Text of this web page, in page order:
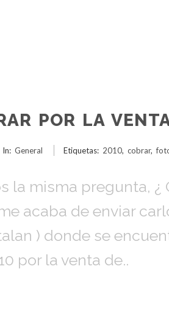
POR LA
In: General Etiquetas: 2010, cobrar,
la misma pregunta,
acaba de enviar
) donde se
por la venta de..